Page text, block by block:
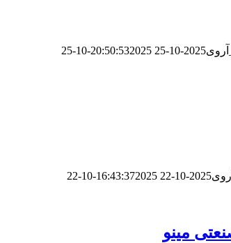
2025-10-25 20:50:53
2025-10-25
2025-10-22 16:43:37
2025-10-22
مینو